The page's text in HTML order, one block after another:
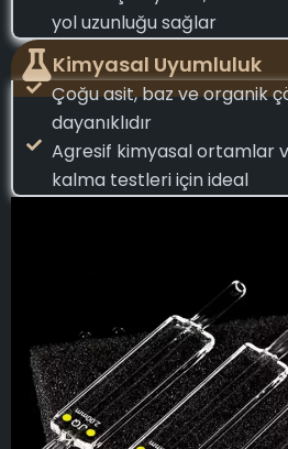
yol uzunluğu sağlar
Kimyasal Uyumluluk
Çoğu asit, baz ve organik
dayanıklıdır
Agresif kimyasal ortamlar
kalma testleri için ideal